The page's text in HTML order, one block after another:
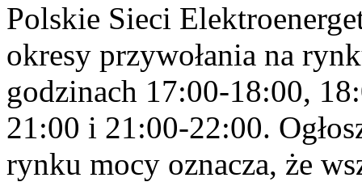
Polskie Sieci
okresy przywołania na
godzinach 17:00-18:00,
21:00 i 21:00-22:00.
rynku mocy oznacza, że